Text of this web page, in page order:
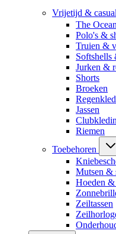
Vrijetijd & casual
The
Polo's &
Truien &
Softshells
Jurken &
Shorts
Broeken
Jassen
Riemen
Toebehoren
Mutsen &
Hoeden &
Zeiltassen